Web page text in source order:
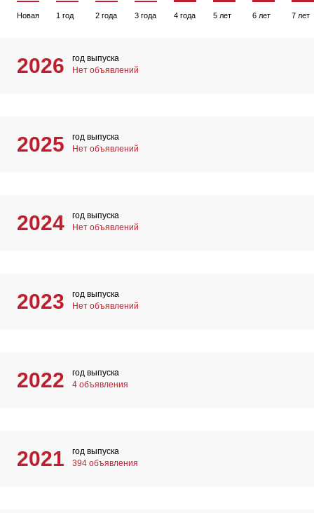
Новая 1 год 2 года 3 года 4 года 5 лет 6 лет 7 лет
2026
год выпуска
Нет объявлений
2025
год выпуска
Нет объявлений
2024
год выпуска
Нет объявлений
2023
год выпуска
Нет объявлений
2022
год выпуска
4 объявления
2021
год выпуска
394 объявления